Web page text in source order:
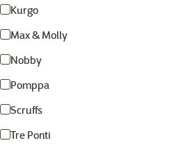
Kurgo
Max & Molly
Nobby
Pomppa
Scruffs
Tre Ponti